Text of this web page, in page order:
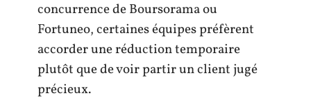
concurrence de Boursorama ou
Fortuneo, certaines équipes préfèrent
accorder une réduction temporaire
plutôt que de voir partir un client jugé
précieux.